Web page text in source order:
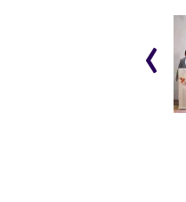
muerte de Carlos
David Ruiz, joven
‹